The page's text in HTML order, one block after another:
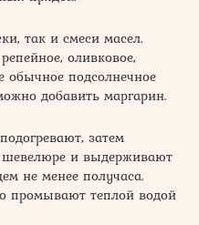
так и смеси масел.
оливковое,
обычное подсолнечное
добавить маргарин.
затем
шевелюре и выдерживают
не менее получаса.
промывают теплой водой